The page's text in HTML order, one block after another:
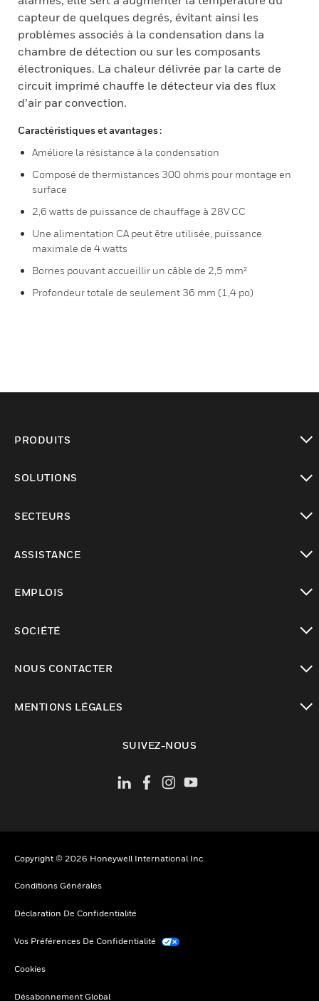
capteur de quelques degrés, évitant ainsi les
problèmes associés à la condensation dans la
chambre de détection ou sur les composants
électroniques. La chaleur délivrée par la carte de
circuit imprimé chauffe le détecteur via des flux
d’air par convection.
Caractéristiques et avantages :
Améliore la résistance à la condensation
Composé de thermistances 300 ohms pour montage en
surface
2,6 watts de puissance de chauffage à 28V CC
Une alimentation CA peut être utilisée, puissance
maximale de 4 watts
Bornes pouvant accueillir un câble de 2,5 mm²
Profondeur totale de seulement 36 mm (1,4 po)
PRODUITS
SOLUTIONS
SECTEURS
ASSISTANCE
EMPLOIS
SOCIÉTÉ
NOUS CONTACTER
MENTIONS LÉGALES
SUIVEZ-NOUS
Copyright © 2026 Honeywell International Inc.
Conditions Générales
Déclaration De Confidentialité
Vos Préférences De Confidentialité
Cookies
Désabonnement Global